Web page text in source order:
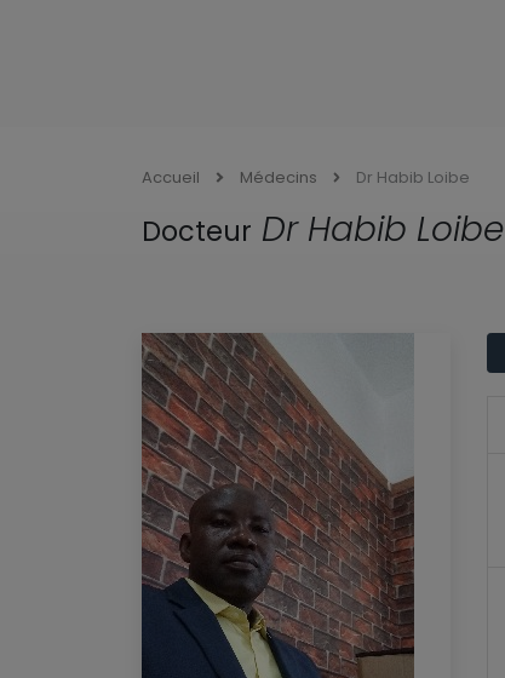
Accueil Médecins Dr Habib Loibe
Docteur Dr Habib Loibe